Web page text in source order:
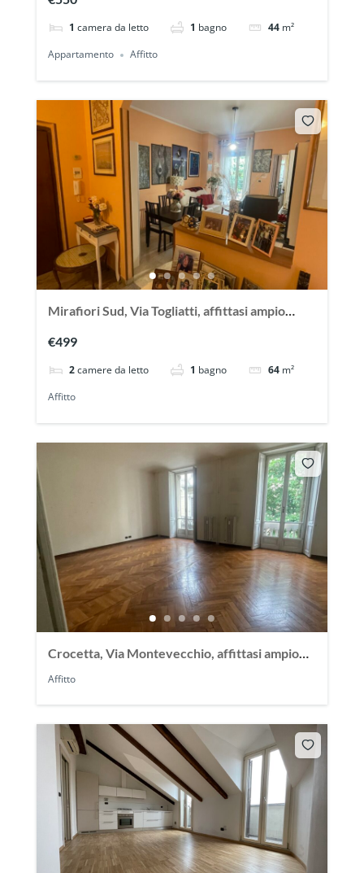
1 camera da letto 1 bagno 44 m²
Appartamento
Affitto
Mirafiori Sud, Via Togliatti, affittasi ampio
€499
2camere da letto 1 bagno 64 m²
Affitto
Crocetta, Via Montevecchio, affittasi ampio
appartamento 150 mq
Affitto